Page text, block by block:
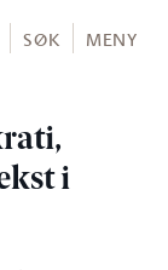
SØK MENY
i